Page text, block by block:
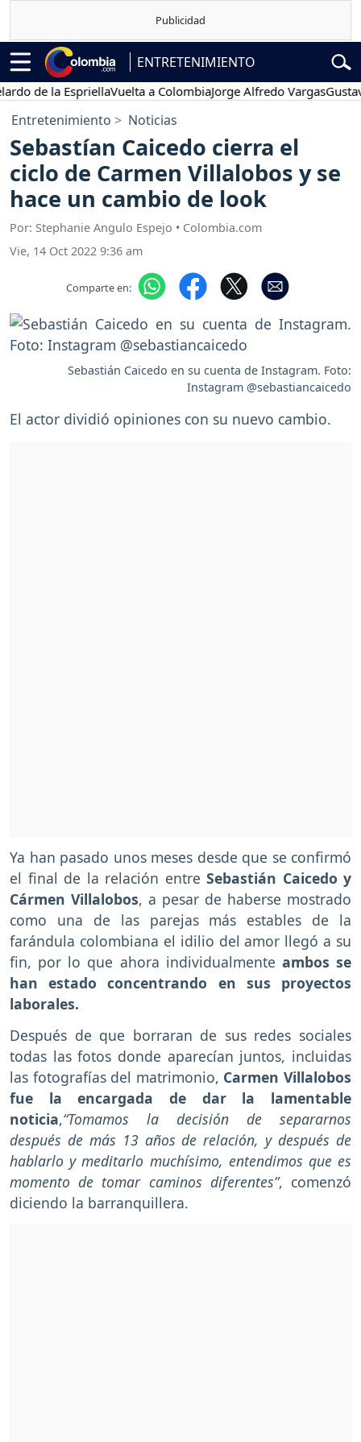
ENTRETENIMIENTO
la EspriellaVuelta a ColombiaJorge Alfredo VargasGustavo
Entretenimiento Noticias
Sebastían Caicedo cierra el
ciclo de Carmen Villalobos y se
hace un cambio de look
Por: Stephanie Angulo Espejo • Colombia.com
Vie, 14 Oct 2022 9:36 am
Comparte en:
Sebastián Caicedo en su cuenta de Instagram. Foto:
Instagram @sebastiancaicedo
El actor dividió opiniones con su nuevo cambio.
Ya han pasado unos meses desde que se confirmó
el final de la relación entre Sebastián Caicedo y
Cármen Villalobos, a pesar de haberse mostrado
como una de las parejas más estables de la
farándula colombiana el idilio del amor llegó a su
fin, por lo que ahora individualmente ambos se
han estado concentrando en sus proyectos
laborales.
Después de que borraran de sus redes sociales
todas las fotos donde aparecían juntos, incluidas
las fotografías del matrimonio, Carmen Villalobos
fue la encargada de dar la lamentable
noticia,“Tomamos la decisión de separarnos
después de más 13 años de relación, y después de
hablarlo y meditarlo muchísimo, entendimos que es
momento de tomar caminos diferentes”, comenzó
diciendo la barranquillera.